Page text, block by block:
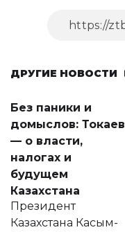
ДРУГИЕ НОВОСТИ
Без паники и
домыслов: Токаев
— о власти,
налогах и
будущем
Казахстана
Президент
Казахстана Касым-